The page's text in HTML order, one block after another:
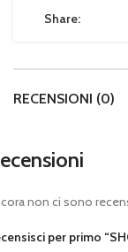
Share:
RECENSIONI (0)
non ci sono
per primo